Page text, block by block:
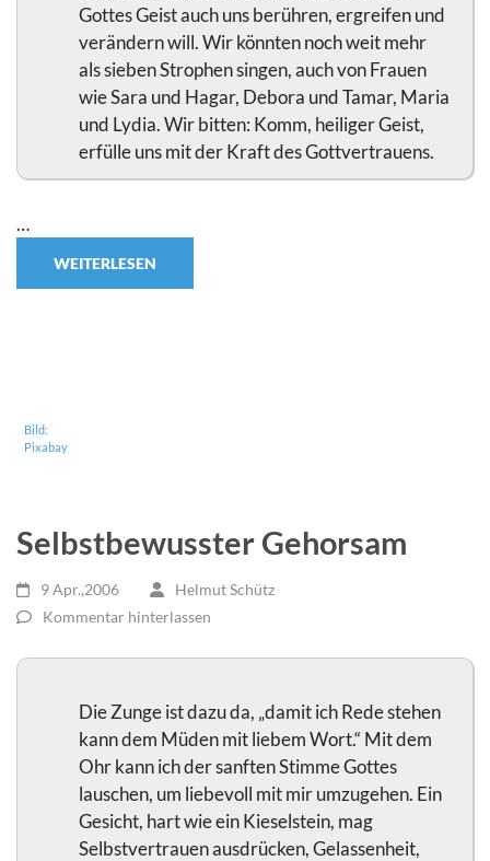
Gottes Geist auch uns berühren, ergreifen und
verändern will. Wir könnten noch weit mehr
als sieben Strophen singen, auch von Frauen
wie Sara und Hagar, Debora und Tamar, Maria
und Lydia. Wir bitten: Komm, heiliger Geist,
erfülle uns mit der Kraft des Gottvertrauens.
…
WEITERLESEN
Bild:
Pixabay
Selbstbewusster Gehorsam
9 Apr.,2006
Helmut Schütz
Kommentar hinterlassen
Die Zunge ist dazu da, „damit ich Rede stehen
kann dem Müden mit liebem Wort.“ Mit dem
Ohr kann ich der sanften Stimme Gottes
lauschen, um liebevoll mit mir umzugehen. Ein
Gesicht, hart wie ein Kieselstein, mag
Selbstvertrauen ausdrücken, Gelassenheit,